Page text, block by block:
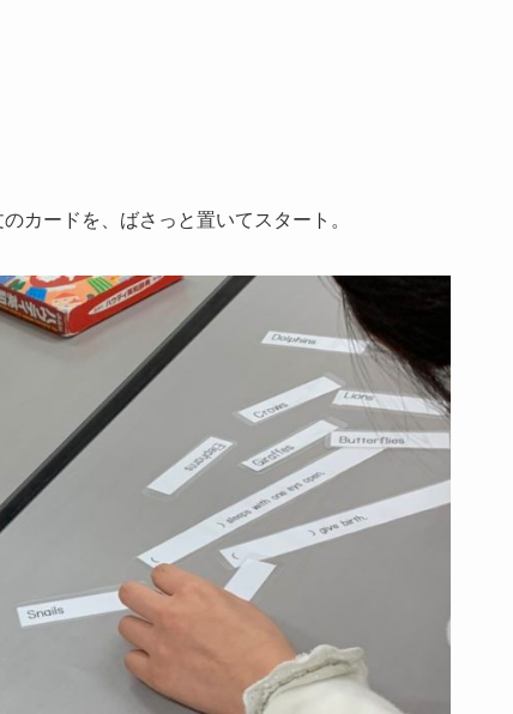
カードを、ばさっと置いてスタート。